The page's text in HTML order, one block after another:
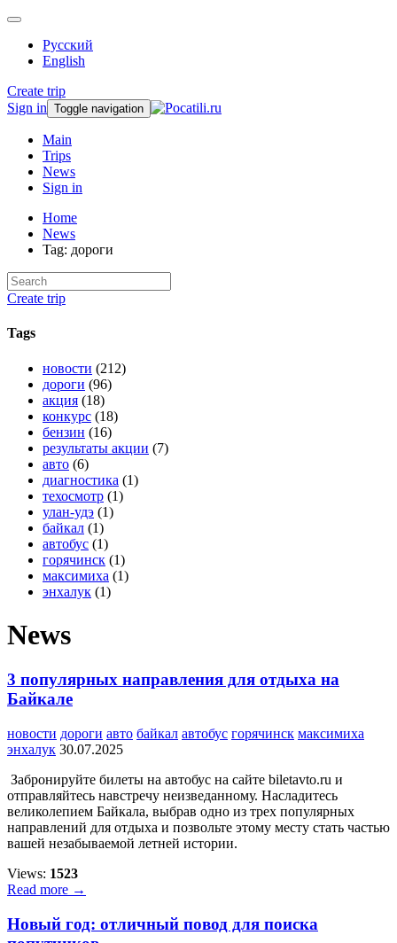
Русский
English
Create trip
Sign in Toggle navigation
Main
Trips
News
Sign in
Home
News
Tag: дороги
Create trip
Tags
новости (212)
дороги (96)
акция (18)
конкурс (18)
бензин (16)
результаты акции (7)
авто (6)
диагностика (1)
техосмотр (1)
улан-удэ (1)
байкал (1)
автобус (1)
горячинск (1)
максимиха (1)
энхалук (1)
News
3 популярных направления для отдыха на
Байкале
новости дороги авто байкал автобус горячинск максимиха
энхалук 30.07.2025
Забронируйте билеты на автобус на сайте biletavto.ru и
отправляйтесь навстречу неизведанному. Насладитесь
великолепием Байкала, выбрав одно из трех популярных
направлений для отдыха и позвольте этому месту стать частью
вашей незабываемой летней истории.
Views: 1523
Read more →
Новый год: отличный повод для поиска